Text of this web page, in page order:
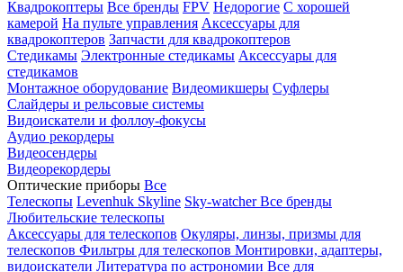
Квадрокоптеры Все бренды FPV Недорогие С хорошей
камерой На пульте управления Аксессуары для
квадрокоптеров Запчасти для квадрокоптеров
Стедикамы Электронные стедикамы Аксессуары для
стедикамов
Монтажное оборудование Видеомикшеры Суфлеры
Слайдеры и рельсовые системы
Видоискатели и фоллоу-фокусы
Аудио рекордеры
Видеосендеры
Видеорекордеры
Оптические приборы Все
Телескопы Levenhuk Skyline Sky-watcherВсе бренды
Любительские телескопы
Аксессуары для телескопов Окуляры, линзы, призмы для
телескопов Фильтры для телескопов Монтировки, адаптеры,
видоискатели Литература по астрономии Все для